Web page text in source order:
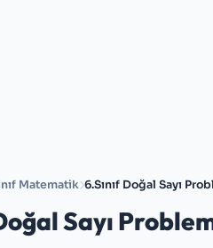
Matematik 6.Sınıf Doğal Sayı
Sayı